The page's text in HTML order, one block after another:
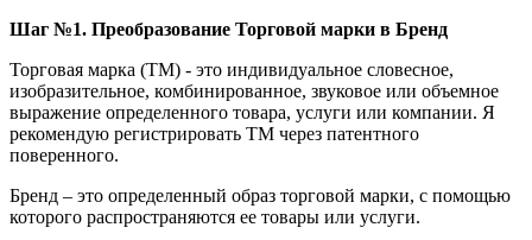
Шаг №1. Преобразование Торговой марки в Бренд
Торговая марка (ТМ) - это индивидуальное словесное,
изобразительное, комбинированное, звуковое или объемное
выражение определенного товара, услуги или компании. Я
рекомендую регистрировать ТМ через патентного
поверенного.
Бренд – это определенный образ торговой марки, с помощью
которого распространяются ее товары или услуги.